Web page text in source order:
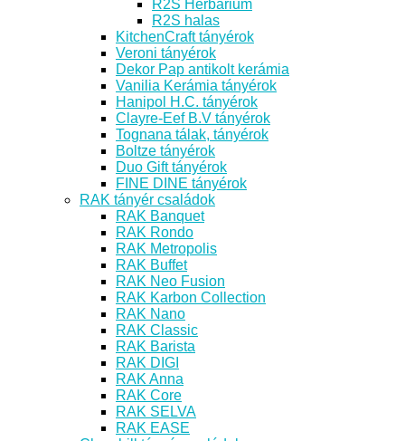
R2S Herbarium
R2S halas
KitchenCraft tányérok
Veroni tányérok
Dekor Pap antikolt kerámia
Vanilia Kerámia tányérok
Hanipol H.C. tányérok
Clayre-Eef B.V tányérok
Tognana tálak, tányérok
Boltze tányérok
Duo Gift tányérok
FINE DINE tányérok
RAK tányér családok
RAK Banquet
RAK Rondo
RAK Metropolis
RAK Buffet
RAK Neo Fusion
RAK Karbon Collection
RAK Nano
RAK Classic
RAK Barista
RAK DIGI
RAK Anna
RAK Core
RAK SELVA
RAK EASE